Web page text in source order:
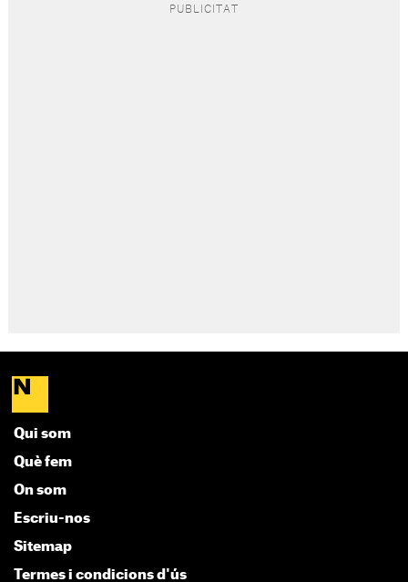
Qui som
Què fem
On som
Escriu-nos
Sitemap
Termes i condicions d'ús